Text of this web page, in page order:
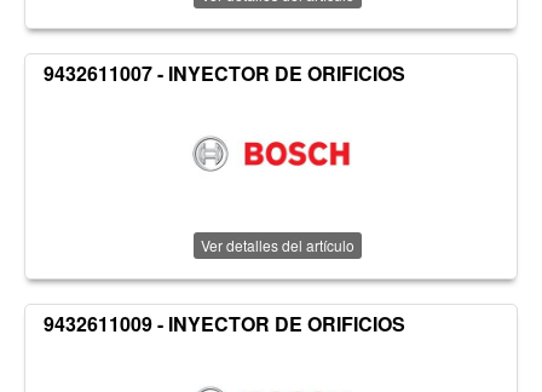
9432611007 - INYECTOR DE ORIFICIOS
Ver detalles del artículo
9432611009 - INYECTOR DE ORIFICIOS